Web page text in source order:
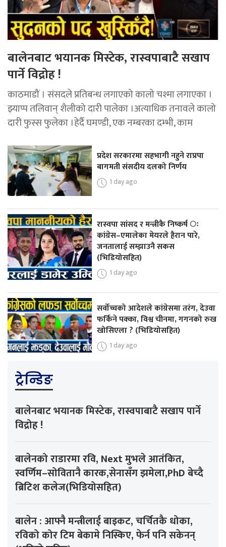
बालेनबाट भयानक मिस्टेक, रास्वपाबाटै सखाप
पार्ने विद्रोह !
काठमाडौं । संसदले प्रतिबन्ध लगाएको कालो चश्मा लगाएका ।
झ्याप्प तलिवान् शैलीको दारी पालेका ।अत्याधिक तनावले कालो
दारी फुस्स फुलेका ।हेर्दै घमण्डी, एक नम्बरका दम्भी, काम
प्रदेश सरकारमा सहभागी नहुने राप्रपा
बागमती संसदीय दलको निर्णय
1 day ago
रास्वपा सांसद र मन्त्रीकै निष्कर्ष ः
कांग्रेस–एमालेका मेयरले हैरान पारे,
जनतालाई सम्झाउनै सकस
(भिडियोसहित)
1 day ago
सर्वोच्चको आदेशले कांग्रेसमा तरंग, देउवा
फर्किने पक्का, विश्व चीनमा, गगनको रुख
खोसिएला ? (भिडियोसहित)
1 day ago
ट्रेन्डिङ
बालेनबाट भयानक मिस्टेक, रास्वपाबाटै सखाप पार्ने
विद्रोह !
बालेनको राडारमा रवि, Next मुभले आतंकित,
स्वर्णिम–सोवितानै कारक,सेनासँग झमेला,PhD बेच्दै
ब्रिटिश कलेज(भिडियोसहित)
बालेन : आफ्नै मन्त्रीलाई बाइकट, चर्चितकै धोका,
रविको कोर टिम बेकामे निस्किए, फेर्न पनि सकेनन्